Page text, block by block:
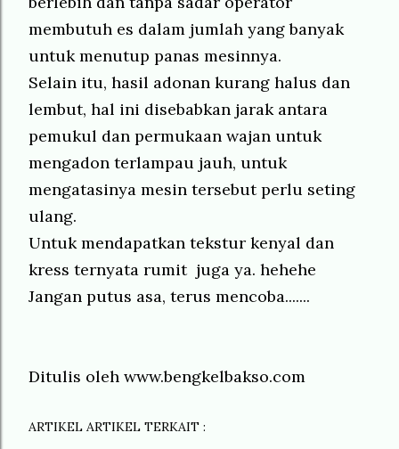
membutuh es dalam jumlah yang banyak
untuk menutup panas mesinnya.
Selain itu, hasil adonan kurang halus dan
lembut, hal ini disebabkan jarak antara
pemukul dan permukaan wajan untuk
mengadon terlampau jauh, untuk
mengatasinya mesin tersebut perlu seting
ulang.
Untuk mendapatkan tekstur kenyal dan
kress ternyata rumit juga ya. hehehe
Jangan putus asa, terus mencoba.......
Ditulis oleh www.bengkelbakso.com
ARTIKEL ARTIKEL TERKAIT :